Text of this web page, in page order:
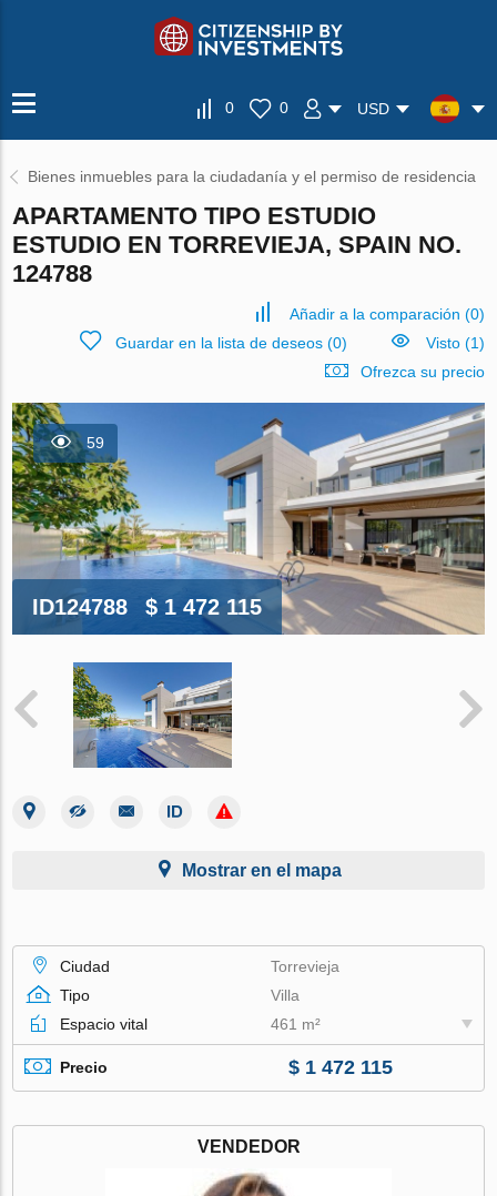
0 0 USD
Bienes inmuebles para la ciudadanía y el permiso de residencia
APARTAMENTO TIPO ESTUDIO
ESTUDIO EN TORREVIEJA, SPAIN NO.
124788
Añadir a la comparación (0)
Guardar en la lista de deseos(0)
Visto (1)
Ofrezca su precio
59
ID124788 $ 1 472 115
Mostrar en el mapa
Ciudad
Torrevieja
Tipo
Villa
Espacio vital
461 m²
Precio $ 1 472 115
VENDEDOR